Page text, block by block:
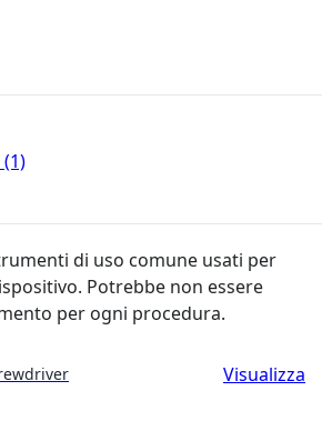
(1)
di uso comune usati per
Potrebbe non essere
per ogni procedura.
Visualizza